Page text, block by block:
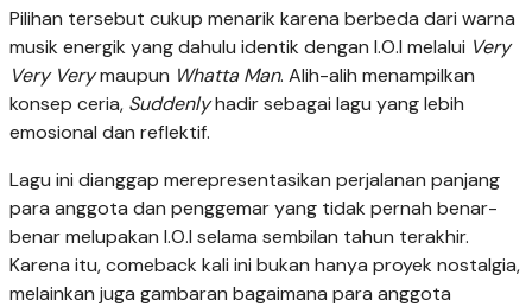
Pilihan tersebut cukup menarik karena berbeda dari warna
musik energik yang dahulu identik dengan I.O.I melalui Very
Very Verymaupun Whatta Man. Alih-alih menampilkan
konsep ceria, Suddenlyhadir sebagai lagu yang lebih
emosional dan reflektif.
Lagu ini dianggap merepresentasikan perjalanan panjang
para anggota dan penggemar yang tidak pernah benar-
benar melupakan I.O.I selama sembilan tahun terakhir.
Karena itu, comeback kali ini bukan hanya proyek nostalgia,
melainkan juga gambaran bagaimana para anggota